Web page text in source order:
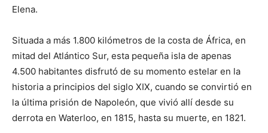
Elena.
Situada a más 1.800 kilómetros de la costa de África, en
mitad del Atlántico Sur, esta pequeña isla de apenas
4.500 habitantes disfrutó de su momento estelar en la
historia a principios del siglo XIX, cuando se convirtió en
la última prisión de Napoleón, que vivió allí desde su
derrota en Waterloo, en 1815, hasta su muerte, en 1821.